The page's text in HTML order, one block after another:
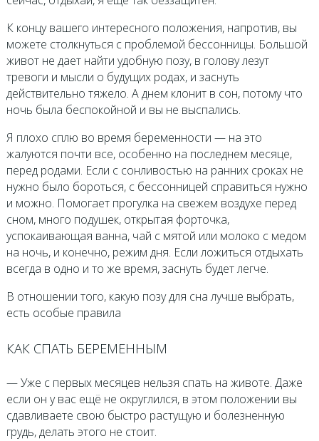
К концу вашего интересного положения, напротив, вы
можете столкнуться с проблемой бессонницы. Большой
живот не дает найти удобную позу, в голову лезут
тревоги и мысли о будущих родах, и заснуть
действительно тяжело. А днем клонит в сон, потому что
ночь была беспокойной и вы не выспались.
Я плохо сплю во время беременности — на это
жалуются почти все, особенно на последнем месяце,
перед родами. Если с сонливостью на ранних сроках не
нужно было бороться, с бессонницей справиться нужно
и можно. Помогает прогулка на свежем воздухе перед
сном, много подушек, открытая форточка,
успокаивающая ванна, чай с мятой или молоко с медом
на ночь, и конечно, режим дня. Если ложиться отдыхать
всегда в одно и то же время, заснуть будет легче.
В отношении того, какую позу для сна лучше выбрать,
есть особые правила
КАК СПАТЬ БЕРЕМЕННЫМ
— Уже с первых месяцев нельзя спать на животе. Даже
если он у вас ещё не округлился, в этом положении вы
сдавливаете свою быстро растущую и болезненную
грудь, делать этого не стоит.